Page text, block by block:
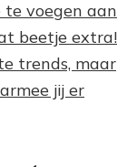
voegen aan
beetje extra!
trends, maar
jij er